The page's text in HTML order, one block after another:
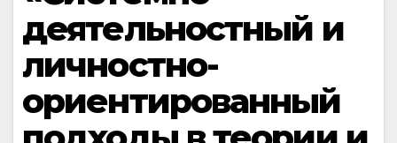
деятельностный и
личностно-
ориентированный